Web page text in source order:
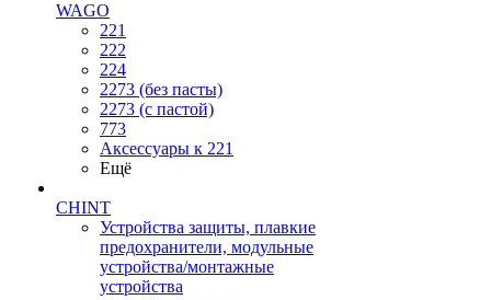
WAGO
221
222
224
2273 (без пасты)
2273 (с пастой)
773
Аксессуары к 221
Ещё
CHINT
Устройства защиты, плавкие
предохранители, модульные
устройства/монтажные
устройства